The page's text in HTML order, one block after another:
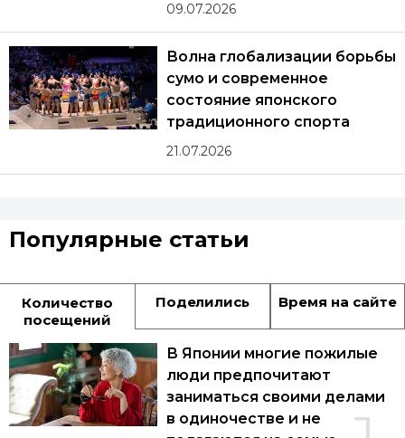
09.07.2026
Волна глобализации борьбы
сумо и современное
состояние японского
традиционного спорта
21.07.2026
Популярные статьи
Количество
посещений
Поделились Время на сайте
В Японии многие пожилые
люди предпочитают
заниматься своими делами
в одиночестве и не